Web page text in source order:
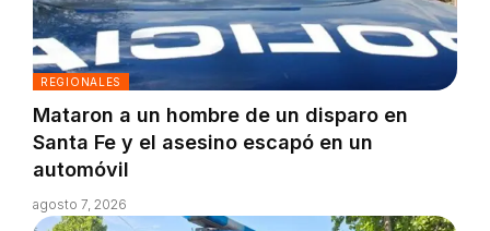
REGIONALES
Mataron a un hombre de un disparo en
Santa Fe y el asesino escapó en un
automóvil
agosto 7, 2026